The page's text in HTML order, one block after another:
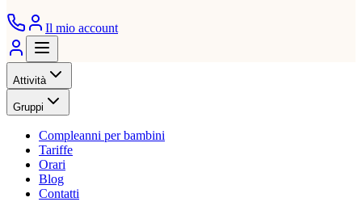
Il mio account
Attività
Gruppi
Compleanni per bambini
Tariffe
Orari
Blog
Contatti